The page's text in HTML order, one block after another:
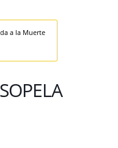
a la Muerte